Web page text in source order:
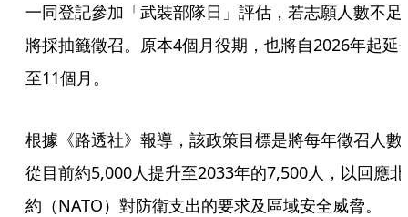
一同登記參加「武裝部隊日」評估，若志願人數不足
將採抽籤徵召。原本4個月役期，也將自2026年起延
至11個月。
根據《路透社》報導，該政策目標是將每年徵召人數
從目前約5,000人提升至2033年的7,500人，以回應北
約（NATO）對防衛支出的要求及區域安全威脅。